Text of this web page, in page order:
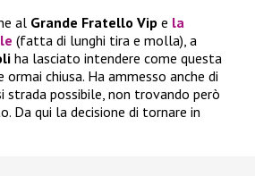
al Grande Fratello Vip e la
(fatta di lunghi tira e molla), a
ha lasciato intendere come questa
chiusa. Ha ammesso anche di
possibile, non trovando però
Da qui la decisione di tornare in